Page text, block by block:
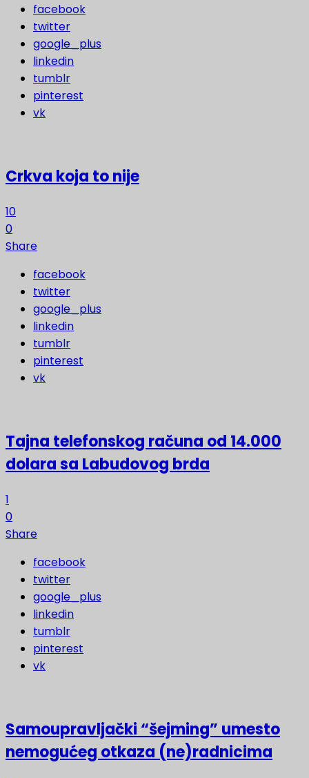
facebook
twitter
google_plus
linkedin
tumblr
pinterest
vk
Crkva koja to nije
10
0
Share
facebook
twitter
google_plus
linkedin
tumblr
pinterest
vk
Tajna telefonskog računa od 14.000
dolara sa Labudovog brda
1
0
Share
facebook
twitter
google_plus
linkedin
tumblr
pinterest
vk
Samoupravljački “šejming” umesto
nemogućeg otkaza (ne)radnicima